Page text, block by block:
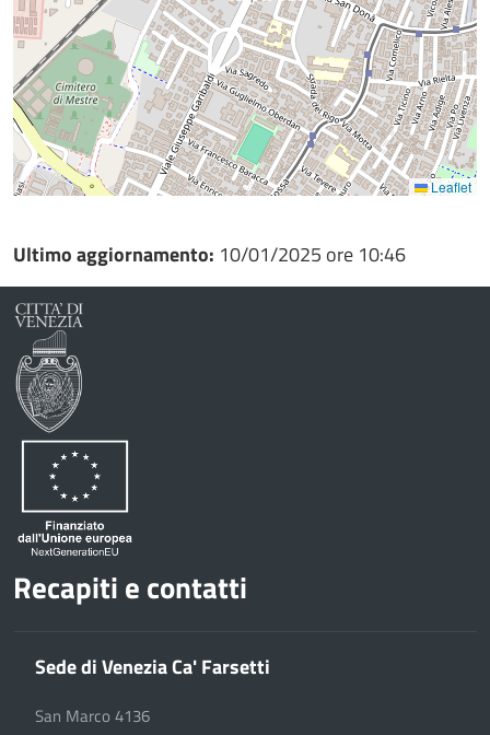
Leaflet
Ultimo aggiornamento: 10/01/2025 ore 10:46
Recapiti e contatti
Sede di Venezia Ca' Farsetti
San Marco 4136